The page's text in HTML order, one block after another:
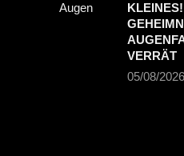
VERRÄT
05/08/2026